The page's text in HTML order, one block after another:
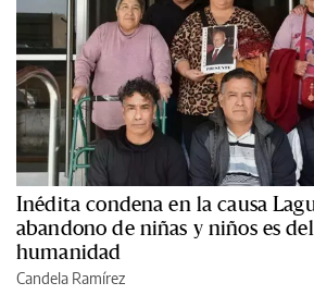
Inédita condena en la causa
abandono de niñas y niños es
humanidad
Candela Ramírez